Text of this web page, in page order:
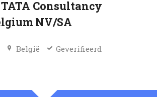
Consultancy
NV/SA
België Geverifieerd